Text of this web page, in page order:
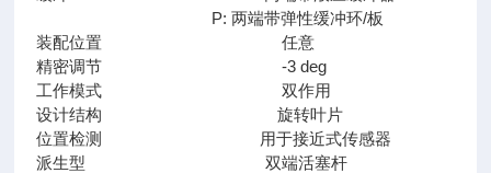
P: 两端带弹性缓冲环/板
装配位置 任意
精密调节 -3 deg
工作模式 双作用
设计结构 旋转叶片
位置检测 用于接近式传感器
派生型 双端活塞杆